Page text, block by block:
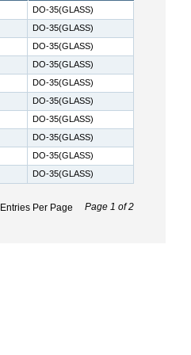
DO-35(GLASS)
DO-35(GLASS)
DO-35(GLASS)
DO-35(GLASS)
DO-35(GLASS)
DO-35(GLASS)
DO-35(GLASS)
DO-35(GLASS)
DO-35(GLASS)
DO-35(GLASS)
Entries Per Page Page 1 of2